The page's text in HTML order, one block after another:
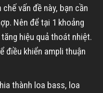
vấn đề này, bạn cần
Nên để tại 1 khoảng
hiệu quả thoát nhiệt.
điều khiển ampli thuận
thành loa bass, loa